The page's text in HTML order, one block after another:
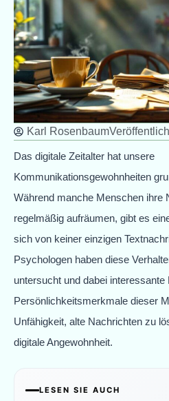
Karl Rosenbaum
Das digitale Zeitalter hat unsere
Kommunikationsgewohnheiten
Während manche Menschen ihre
regelmäßig aufräumen, gibt es
sich von keiner einzigen
Psychologen haben diese
untersucht und dabei
Persönlichkeitsmerkmale dieser
Unfähigkeit, alte Nachrichten zu
digitale Angewohnheit.
LESEN SIE AUCH